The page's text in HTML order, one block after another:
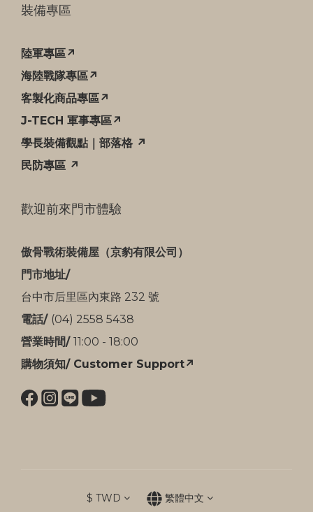
裝備專區
陸軍專區↗
海陸戰隊專區↗
客製化商品專區↗
J-TECH 軍事專區↗
學長裝備觀點｜部落格 ↗
民防專區 ↗
歡迎前來門市體驗
傲骨戰術裝備屋（京豹有限公司）
門市地址/
台中市后里區內東路 232 號
電話/ (04) 2558 5438
營業時間/ 11:00 - 18:00
購物須知/ Customer Support↗
$ TWD 繁體中文